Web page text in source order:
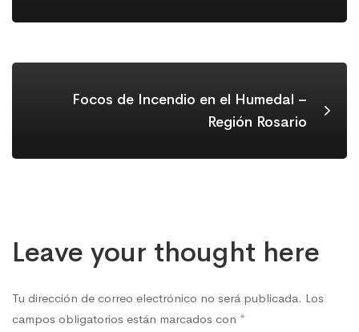
Focos de Incendio en el Humedal –
Región Rosario
Leave your thought here
Tu dirección de correo electrónico no será publicada. Los
campos obligatorios están marcados con *